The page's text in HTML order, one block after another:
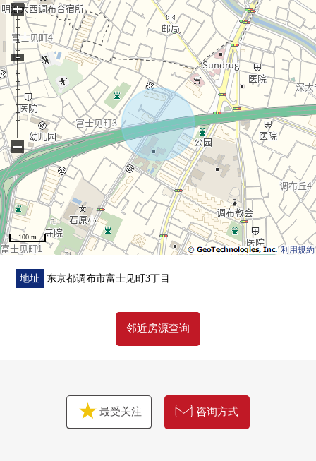
・有窗，容易换空气，亮的浴室、洗手间
・有淋浴的盥洗台
・在1.2楼的厕所，附带舒适的温水冲洗马桶座
・有地板下边收纳
・为晒洗的衣物便利的2WAY阳台
▼周边环境
・到石原小学到约100m调布中学约870m
・到ＯＫ调布商店约1030m
・按照全家便利店调布武藏境到商店约470m
・到石原小农公园约90m
・小学以及公园不久对育儿家族客气的居住环境
■在找想要的家方面给予帮助的━━━━━・・・
房源的详细、需讨论是如有意向，请跟我们联系。
利用規約
100 m
+
−
地址 东京都调布市富士见町3丁目
邻近房源查询
最受关注 咨询方式